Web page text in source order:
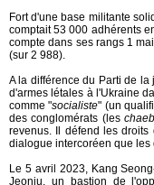
Fort d'une base militante
comptait 53 000 adhérents
compte dans ses rangs 1
(sur 2 988).
A la différence du Parti de
d'armes létales à l'Ukraine
comme "socialiste" (un
des conglomérats (les
revenus. Il défend les droits
dialogue intercoréen que les
Le 5 avril 2023, Kang
Jeonju, un bastion de